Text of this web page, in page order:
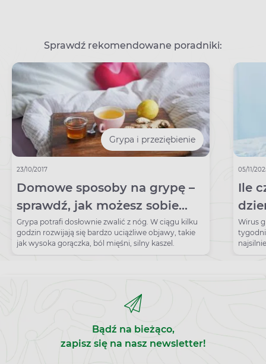
Sprawdź rekomendowane poradniki:
Grypa i przeziębienie
23/10/2017
Domowe sposoby na grypę –
sprawdź, jak możesz sobie
pomóc
Grypa potrafi dosłownie zwalić z nóg. W ciągu kilku
godzin rozwijają się bardzo uciążliwe objawy, takie
jak wysoka gorączka, ból mięśni, silny kaszel.
05/11/
Ile
Wirus
Bądź na bieżąco,
zapisz się na nasz newsletter!